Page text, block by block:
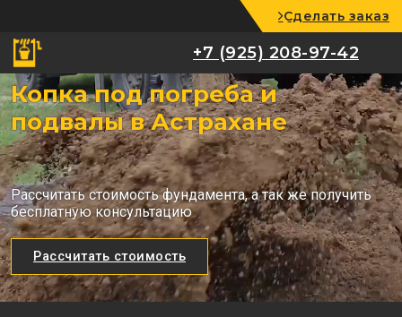
+7 (925) 208-97-42
Сделать заказ
+7 (925) 208-97-42
Копка под погреба и
подвалы в Астрахане
Рассчитать стоимость фундамента, а так же получить
бесплатную консультацию
Рассчитать стоимость